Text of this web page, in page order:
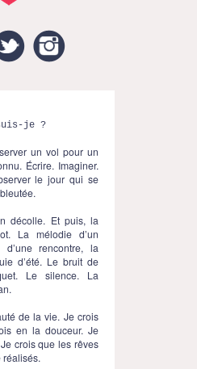
Twitter
je ?
un vol pour un
Écrire. Imaginer.
le jour qui se
décolle. Et puis, la
La mélodie d’un
rencontre, la
d’été. Le bruit de
Le silence. La
de la vie. Je crois
en la douceur. Je
crois que les rêves
réalisés.